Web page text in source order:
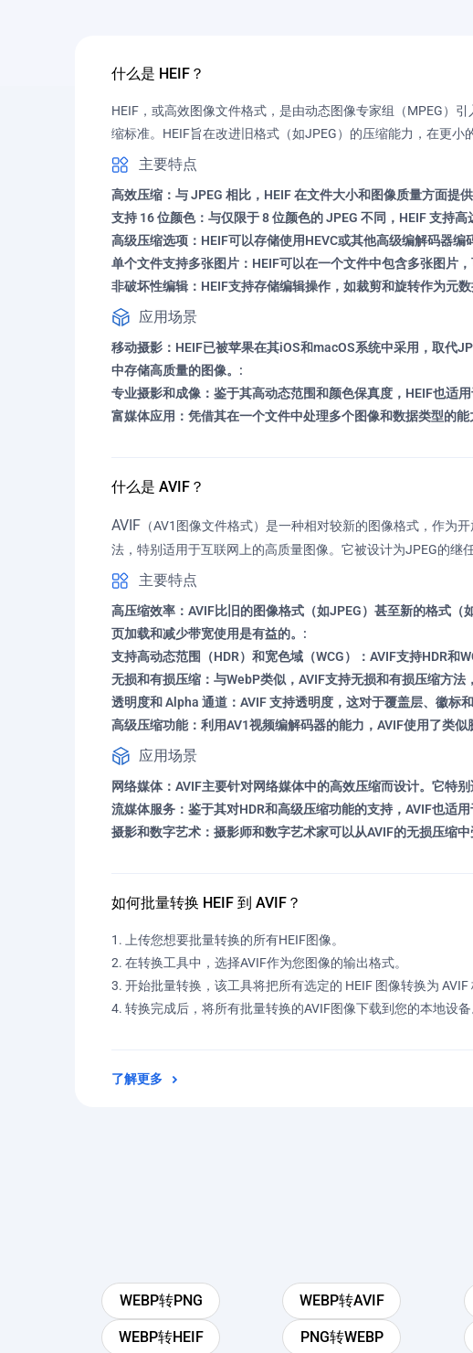
什么是 HEIF？
HEIF，或高效图像文件格式，是由动态图像专家组（MPEG）
缩标准。HEIF旨在改进旧格式（如JPEG）的压缩能力，在更小
主要特点
高效压缩：与 JPEG 相比，HEIF 在文件大小和图像质量方面提
支持 16 位颜色：与仅限于 8 位颜色的 JPEG 不同，HEIF 支持
高级压缩选项：HEIF可以存储使用HEVC或其他高级编解码器
单个文件支持多张图片：HEIF可以在一个文件中包含多张图片
非破坏性编辑：HEIF支持存储编辑操作，如裁剪和旋转作为元
应用场景
移动摄影：HEIF已被苹果在其iOS和macOS系统中采用，取代
中存储高质量的图像。:
专业摄影和成像：鉴于其高动态范围和颜色保真度，HEIF也适
富媒体应用：凭借其在一个文件中处理多个图像和数据类型的
什么是 AVIF？
AVIF （AV1图像文件格式）是一种相对较新的图像格式，作为
法，特别适用于互联网上的高质量图像。它被设计为JPEG的继
主要特点
高压缩效率：AVIF比旧的图像格式（如JPEG）甚至新的格式
页加载和减少带宽使用是有益的。:
支持高动态范围（HDR）和宽色域（WCG）：AVIF支持HDR
无损和有损压缩：与WebP类似，AVIF支持无损和有损压缩方
透明度和 Alpha 通道：AVIF 支持透明度，这对于覆盖层、徽标
高级压缩功能：利用AV1视频编解码器的能力，AVIF使用了类
应用场景
网络媒体：AVIF主要针对网络媒体中的高效压缩而设计。它特
流媒体服务：鉴于其对HDR和高级压缩功能的支持，AVIF也适
摄影和数字艺术：摄影师和数字艺术家可以从AVIF的无损压缩
如何批量转换 HEIF 到 AVIF？
上传您想要批量转换的所有HEIF图像。
在转换工具中，选择AVIF作为您图像的输出格式。
开始批量转换，该工具将把所有选定的 HEIF 图像转换为 AVIF
转换完成后，将所有批量转换的AVIF图像下载到您的本地设备
了解更多
WEBP转PNG WEBP转AVIF
WEBP转HEIF PNG转WEBP